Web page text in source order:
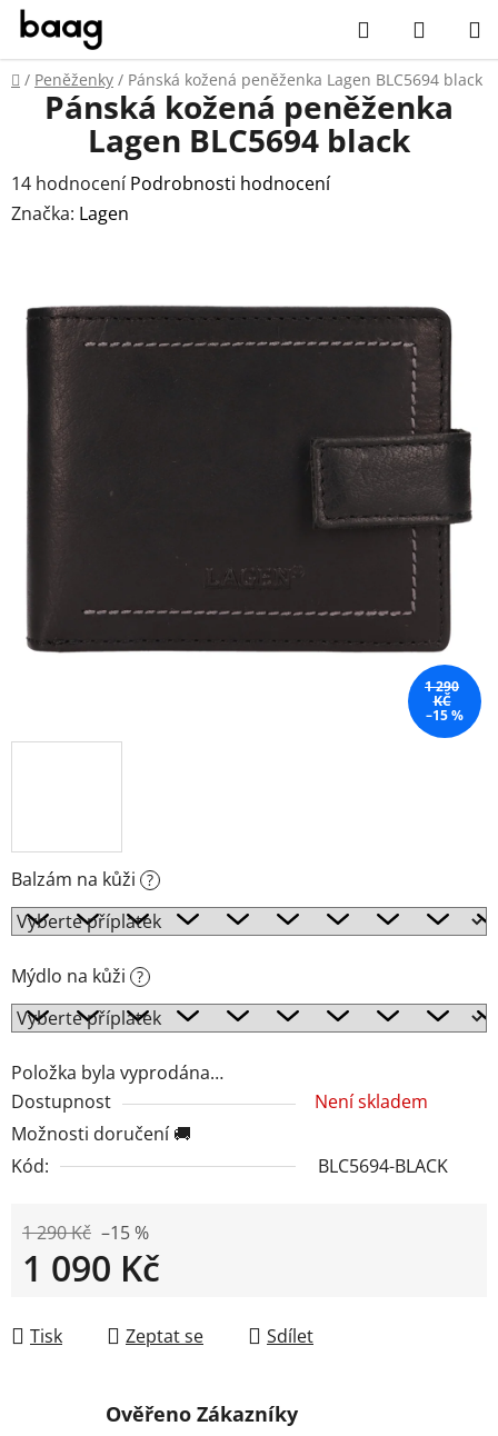
Přejít
obsah
Hledat
KOŠÍK
Domů
/ Peněženky / Pánská kožená peněženka Lagen BLC5694 black
Balzám na kůži ?
Mýdlo na kůži ?
Položka byla vyprodána…
Dostupnost
Není skladem
Možnosti doručení 🚚
Kód:
BLC5694-BLACK
1 290 Kč –15 %
1 090 Kč
Tisk
Zeptat se Sdílet
Pánská kožená peněženka
Lagen BLC5694 black
Průměrné
hodnocení
5,0
hvězdiček.
14 hodnocení Podrobnosti hodnocení
Značka: Lagen
1 290
KČ
–15 %
Ověřeno Zákazníky